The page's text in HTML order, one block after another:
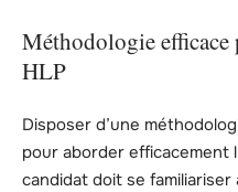
Méthodologie efficace
HLP
Disposer d’une
pour aborder efficacement
candidat doit se